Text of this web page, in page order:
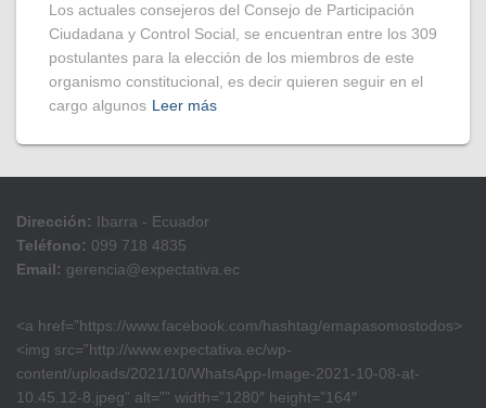
Los actuales consejeros del Consejo de Participación
Ciudadana y Control Social, se encuentran entre los 309
postulantes para la elección de los miembros de este
organismo constitucional, es decir quieren seguir en el
cargo algunos Leer más
Dirección: Ibarra - Ecuador
Teléfono: 099 718 4835
Email: gerencia@expectativa.ec
<a href=”https://www.facebook.com/hashtag/emapasomostodos>
<img src=”http://www.expectativa.ec/wp-
content/uploads/2021/10/WhatsApp-Image-2021-10-08-at-
10.45.12-8.jpeg” alt=”” width=”1280″ height=”164″